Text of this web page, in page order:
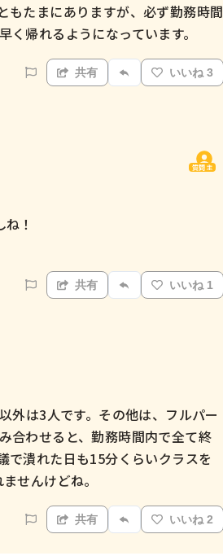
もたまにありますが、必ず勤務時間
帰れるようになっています。
共有 いいね 3
質問主
！
共有 いいね 1
外は3人です。その他は、フルパー
合わせると、勤務時間内で全て終
で潰れた日も15分くらいクラスを
せんけどね。
共有 いいね 2